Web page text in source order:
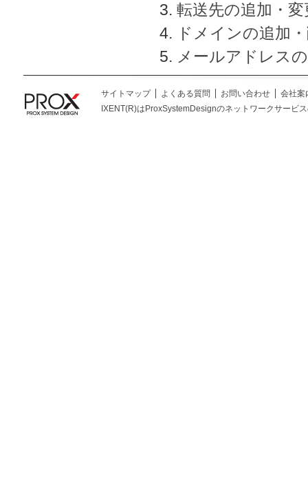
転送先の追加・
ドメインの追加
メールアドレス
サイトマップ よくある質問 お問い合わせ
会社案
IXENT(R)はProxSystemDesignのネットワークサービ